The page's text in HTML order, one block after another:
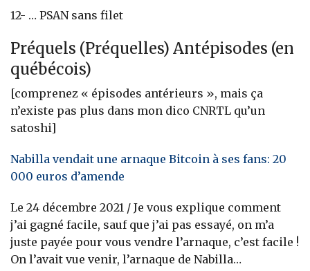
12- … PSAN sans filet
Préquels (Préquelles) Antépisodes (en
québécois)
[comprenez « épisodes antérieurs », mais ça
n’existe pas plus dans mon dico CNRTL qu’un
satoshi]
Nabilla vendait une arnaque Bitcoin à ses fans: 20
000 euros d’amende
Le 24 décembre 2021 / Je vous explique comment
j’ai gagné facile, sauf que j’ai pas essayé, on m’a
juste payée pour vous vendre l’arnaque, c’est facile !
On l’avait vue venir, l’arnaque de Nabilla…